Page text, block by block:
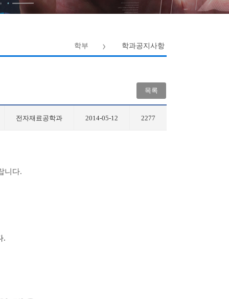
학부 학과공지사항
목록
전자재료공학과 2014-05-12 2277
니다.
.